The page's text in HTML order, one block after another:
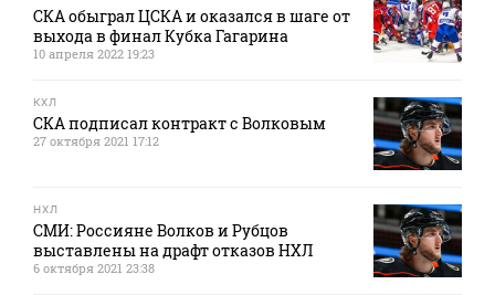
СКА обыграл ЦСКА и оказался в шаге от
выхода в финал Кубка Гагарина
10 апреля 2022 19:23
КХЛ
СКА подписал контракт с Волковым
27 октября 2021 17:12
НХЛ
СМИ: Россияне Волков и Рубцов
выставлены на драфт отказов НХЛ
6 октября 2021 23:38